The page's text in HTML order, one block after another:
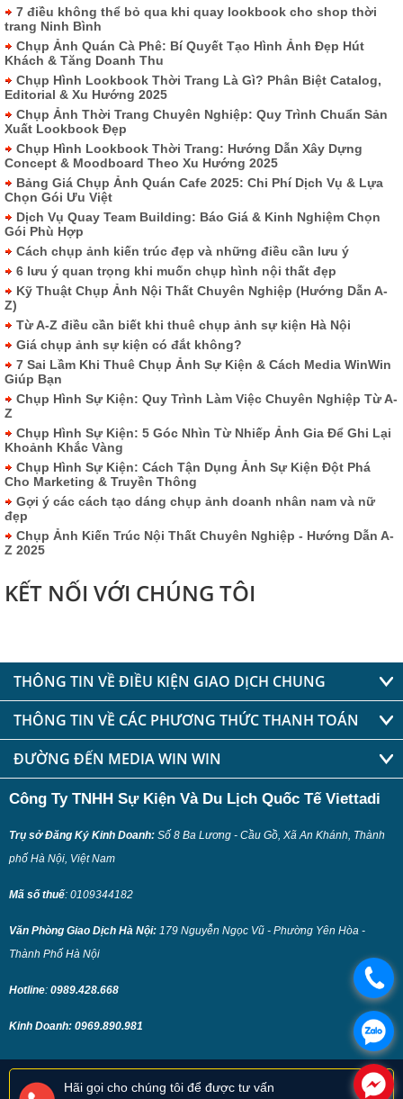
7 điều không thể bỏ qua khi quay lookbook cho shop thời
trang Ninh Bình
Chụp Ảnh Quán Cà Phê: Bí Quyết Tạo Hình Ảnh Đẹp Hút
Khách & Tăng Doanh Thu
Chụp Hình Lookbook Thời Trang Là Gì? Phân Biệt Catalog,
Editorial & Xu Hướng 2025
Chụp Ảnh Thời Trang Chuyên Nghiệp: Quy Trình Chuẩn Sản
Xuất Lookbook Đẹp
Chụp Hình Lookbook Thời Trang: Hướng Dẫn Xây Dựng
Concept & Moodboard Theo Xu Hướng 2025
Bảng Giá Chụp Ảnh Quán Cafe 2025: Chi Phí Dịch Vụ & Lựa
Chọn Gói Ưu Việt
Dịch Vụ Quay Team Building: Báo Giá & Kinh Nghiệm Chọn
Gói Phù Hợp
Cách chụp ảnh kiến trúc đẹp và những điều cần lưu ý
6 lưu ý quan trọng khi muốn chụp hình nội thất đẹp
Kỹ Thuật Chụp Ảnh Nội Thất Chuyên Nghiệp (Hướng Dẫn A-
Z)
Từ A-Z điều cần biết khi thuê chụp ảnh sự kiện Hà Nội
Giá chụp ảnh sự kiện có đắt không?
7 Sai Lầm Khi Thuê Chụp Ảnh Sự Kiện & Cách Media WinWin
Giúp Bạn
Chụp Hình Sự Kiện: Quy Trình Làm Việc Chuyên Nghiệp Từ A-
Z
Chụp Hình Sự Kiện: 5 Góc Nhìn Từ Nhiếp Ảnh Gia Để Ghi Lại
Khoảnh Khắc Vàng
Chụp Hình Sự Kiện: Cách Tận Dụng Ảnh Sự Kiện Đột Phá
Cho Marketing & Truyền Thông
Gợi ý các cách tạo dáng chụp ảnh doanh nhân nam và nữ
đẹp
Chụp Ảnh Kiến Trúc Nội Thất Chuyên Nghiệp - Hướng Dẫn A-
Z 2025
KẾT NỐI VỚI CHÚNG TÔI
THÔNG TIN VỀ ĐIỀU KIỆN GIAO DỊCH CHUNG
THÔNG TIN VỀ CÁC PHƯƠNG THỨC THANH TOÁN
ĐƯỜNG ĐẾN MEDIA WIN WIN
Công Ty TNHH Sự Kiện Và Du Lịch Quốc Tế Viettadi
Trụ sở Đăng Ký Kinh Doanh: Số 8 Ba Lương - Cầu Gồ, Xã An Khánh, Thành
phố Hà Nội, Việt Nam
Mã số thuế: 0109344182
Văn Phòng Giao Dịch Hà Nội: 179 Nguyễn Ngọc Vũ - Phường Yên Hòa -
Thành Phố Hà Nội
Hotline: 0989.428.668
Kinh Doanh: 0969.890.981
Hãi gọi cho chúng tôi để được tư vấn